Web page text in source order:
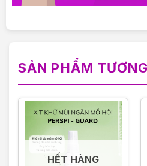
VIOLET PHAM – CHẤT
SẢN PHẨM
HẾT HÀNG